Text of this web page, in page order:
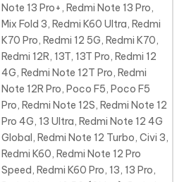
Note 13 Pro+, Redmi Note 13 Pro,
Mix Fold 3, Redmi K60 Ultra, Redmi
K70 Pro, Redmi 12 5G, Redmi K70,
Redmi 12R, 13T, 13T Pro, Redmi 12
4G, Redmi Note 12T Pro, Redmi
Note 12R Pro, Poco F5, Poco F5
Pro, Redmi Note 12S, Redmi Note 12
Pro 4G, 13 Ultra, Redmi Note 12 4G
Global, Redmi Note 12 Turbo, Civi 3,
Redmi K60, Redmi Note 12 Pro
Speed, Redmi K60 Pro, 13, 13 Pro,